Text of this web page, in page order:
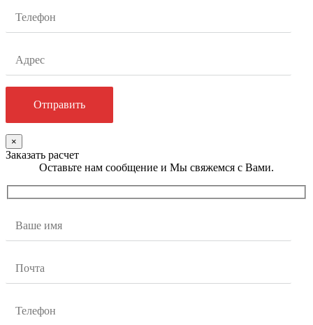
×
Заказать расчет
Оставьте нам сообщение и Мы свяжемся с Вами.